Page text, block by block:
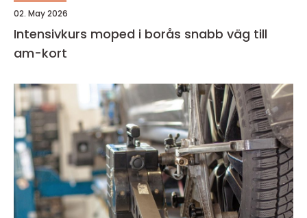
02. May 2026
Intensivkurs moped i borås snabb väg till
am-kort